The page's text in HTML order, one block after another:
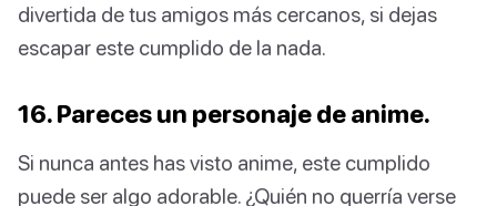
divertida de tus amigos más cercanos, si dejas
escapar este cumplido de la nada.
16. Pareces un personaje de anime.
Si nunca antes has visto anime, este cumplido
puede ser algo adorable. ¿Quién no querría verse